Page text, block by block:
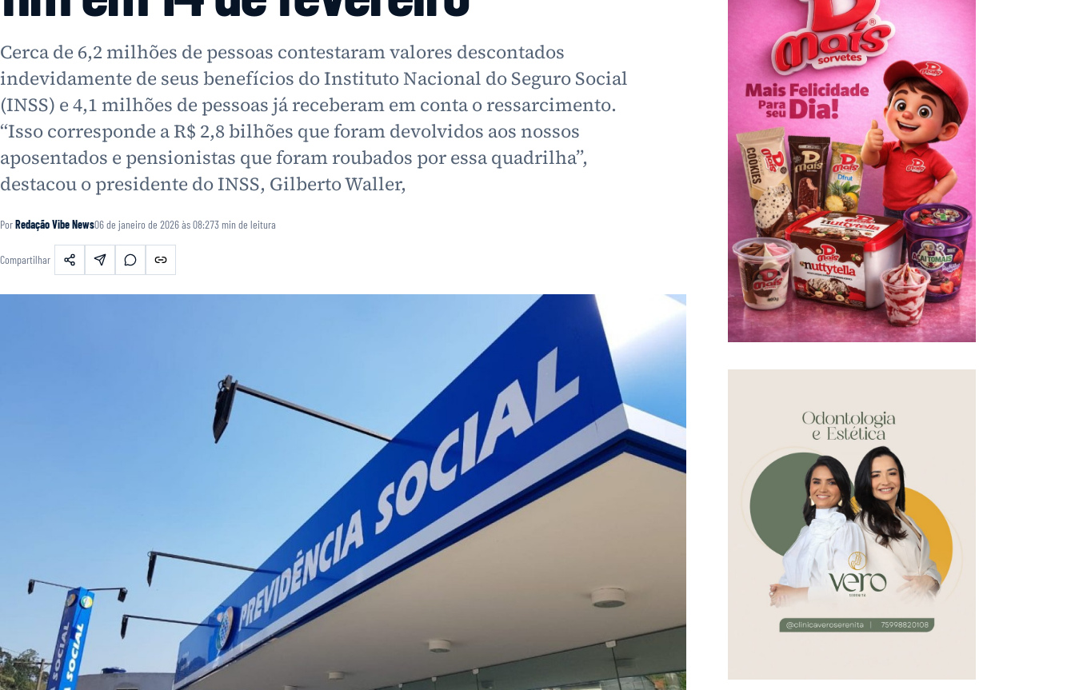
Cerca de 6,2 milhões de pessoas contestaram valores descontados
indevidamente de seus benefícios do Instituto Nacional do Seguro Social
(INSS) e 4,1 milhões de pessoas já receberam em conta o ressarcimento.
“Isso corresponde a R$ 2,8 bilhões que foram devolvidos aos nossos
aposentados e pensionistas que foram roubados por essa quadrilha”,
destacou o presidente do INSS, Gilberto Waller,
PorRedação Vibe News06 de janeiro de 2026 às 08:273 min de leitura
Compartilhar